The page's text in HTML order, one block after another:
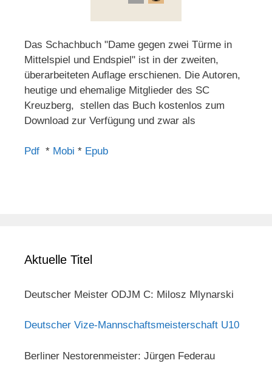
Das Schachbuch "Dame gegen zwei Türme in
Mittelspiel und Endspiel" ist in der zweiten,
überarbeiteten Auflage erschienen. Die Autoren,
heutige und ehemalige Mitglieder des SC
Kreuzberg, stellen das Buch kostenlos zum
Download zur Verfügung und zwar als
Pdf * Mobi * Epub
Aktuelle Titel
Deutscher Meister ODJM C: Milosz Mlynarski
Deutscher Vize-Mannschaftsmeisterschaft U10
Berliner Nestorenmeister: Jürgen Federau